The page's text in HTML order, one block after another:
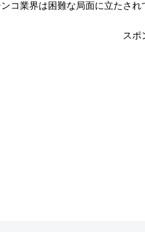
コ業界は困難な局面に立たされ
スポ